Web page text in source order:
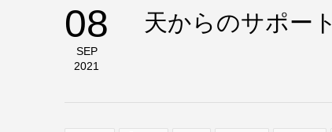
08
SEP
2021
天からのサポート